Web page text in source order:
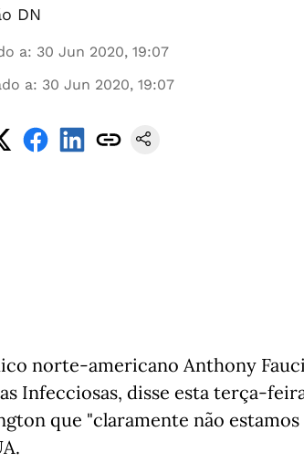
DN
a: 30 Jun 2020, 19:07
a: 30 Jun 2020, 19:07
norte-americano Anthony
Infecciosas, disse esta terça-
que "claramente não